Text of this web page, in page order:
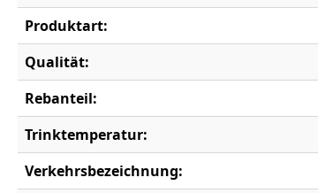
Produktart:
Qualität:
Rebanteil:
Trinktemperatur:
Verkehrsbezeichnung: